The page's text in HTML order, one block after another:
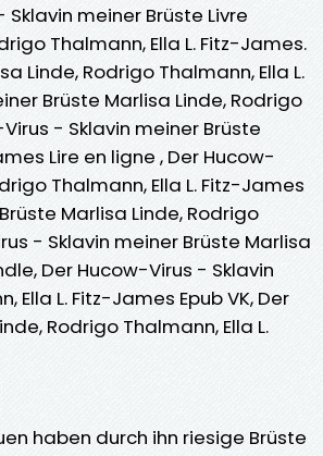
meiner Brüste Livre
Thalmann, Ella L. Fitz-James.
Linde, Rodrigo Thalmann, Ella L.
Brüste Marlisa Linde, Rodrigo
- Sklavin meiner Brüste
Lire en ligne , Der Hucow-
Thalmann, Ella L. Fitz-James
Marlisa Linde, Rodrigo
- Sklavin meiner Brüste Marlisa
Der Hucow-Virus - Sklavin
Ella L. Fitz-James Epub VK, Der
Rodrigo Thalmann, Ella L.
haben durch ihn riesige Brüste